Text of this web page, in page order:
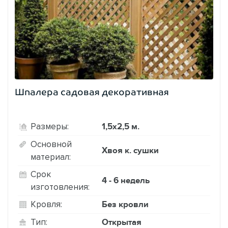
Шпалера садовая декоративная
Размеры: 1,5х2,5 м.
Основной
материал:
Хвоя к. сушки
Срок
изготовления:
4 - 6 недель
Кровля: Без кровли
Тип: Открытая